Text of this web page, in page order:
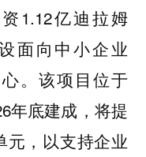
资1.12亿迪拉姆
面向中小企业
心。该项目位于
年底建成，将提
元，以支持企业